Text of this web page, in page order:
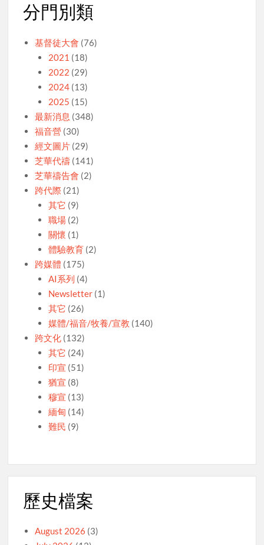
分門別類
基督徒大會 (76)
2021 (18)
2022 (29)
2024(13)
2025 (15)
最新消息 (348)
福音營 (30)
經文圖片 (29)
芝華代禱 (141)
芝華禱告會 (2)
跨代際 (21)
其它 (9)
職場(2)
關懷 (1)
體驗教育(2)
跨媒體 (175)
AI系列 (4)
Newsletter(1)
其它 (26)
媒體/福音/牧養/宣教 (140)
跨文化 (132)
其它 (24)
印宣 (51)
猶宣 (8)
穆宣 (13)
緬甸 (14)
難民 (9)
歷史檔案
August 2026 (3)